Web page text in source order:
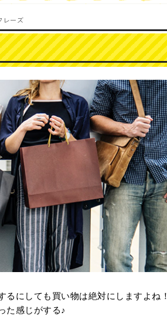
相談サービス
危機管理ワンストッ
フレーズ集！
レーズ
にしても買い物は絶対にしますよね！
た感じがする♪